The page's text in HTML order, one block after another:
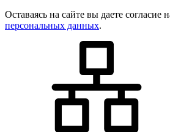
Оставаясь на сайте вы даете согласие
персональных данных.